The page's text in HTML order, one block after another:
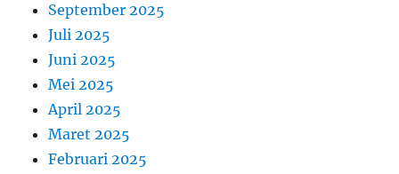
September 2025
Juli 2025
Juni 2025
Mei 2025
April 2025
Maret 2025
Februari 2025